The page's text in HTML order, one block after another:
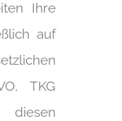
Ihre
auf
TKG